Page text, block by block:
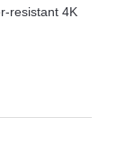
resistant 4K